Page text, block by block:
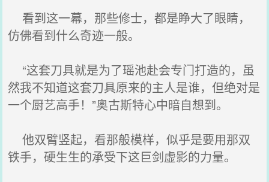
看到这一幕，那些修士，都是睁大了眼睛，
仿佛看到什么奇迹一般。
“这套刀具就是为了瑶池赴会专门打造的，虽
然我不知道这套刀具原来的主人是谁，但绝对是
一个厨艺高手！”奥古斯特心中暗自想到。
他双臂竖起，看那般模样，似乎是要用那双
铁手，硬生生的承受下这巨剑虚影的力量。